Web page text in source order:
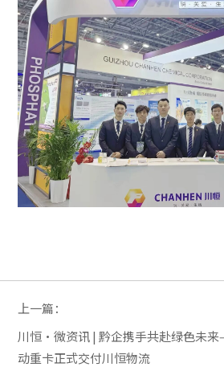
上一篇：
川恒·微资讯 | 黔企携手共赴绿色未
动重卡正式交付川恒物流